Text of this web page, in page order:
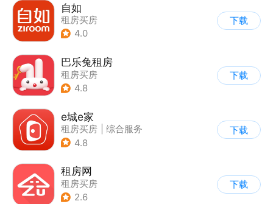
自如
租房买房
4.0
下载
巴乐兔租房
租房买房
4.8
下载
e城e家
租房买房
综合服务
4.8
下载
租房网
租房买房
2.6
下载